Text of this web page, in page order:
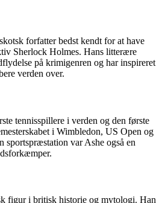
forfatter bedst kendt for at have
Sherlock Holmes. Hans litterære
på krimigenren og har inspireret
verden over.
tennisspillere i verden og den første
i Wimbledon, US Open og
sportspræstation var Ashe også en
figur i britisk historie og mytologi. Han